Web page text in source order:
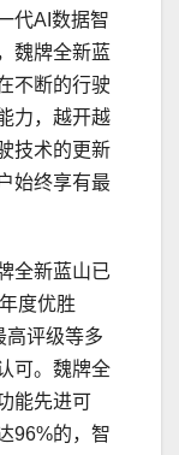
代AI数据智
魏牌全新蓝
不断的行驶
力，越开越
技术的更新
始终享有最
全新蓝山已
度优胜
高评级等多
可。魏牌全
能先进可
96%的，智